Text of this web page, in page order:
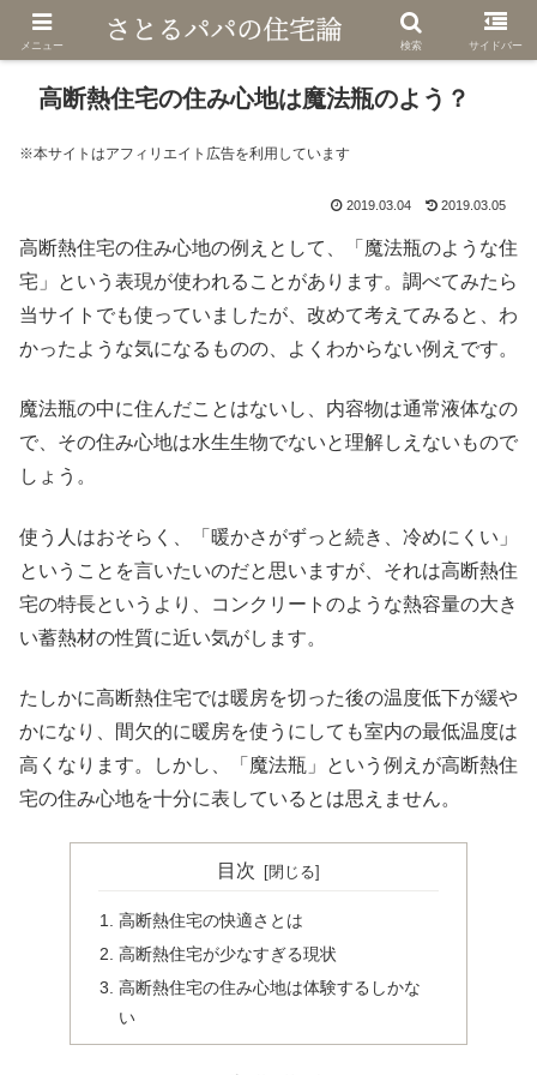
高断熱住宅の住み心地は魔法瓶のよう？
※本サイトはアフィリエイト広告を利用しています
2019.03.04 2019.03.05
高断熱住宅の住み心地の例えとして、「魔法瓶のような住
宅」という表現が使われることがあります。調べてみたら
当サイトでも使っていましたが、改めて考えてみると、わ
かったような気になるものの、よくわからない例えです。
魔法瓶の中に住んだことはないし、内容物は通常液体なの
で、その住み心地は水生生物でないと理解しえないもので
しょう。
使う人はおそらく、「暖かさがずっと続き、冷めにくい」
ということを言いたいのだと思いますが、それは高断熱住
宅の特長というより、コンクリートのような熱容量の大き
い蓄熱材の性質に近い気がします。
たしかに高断熱住宅では暖房を切った後の温度低下が緩や
かになり、間欠的に暖房を使うにしても室内の最低温度は
高くなります。しかし、「魔法瓶」という例えが高断熱住
宅の住み心地を十分に表しているとは思えません。
目次
高断熱住宅の快適さとは
高断熱住宅が少なすぎる現状
高断熱住宅の住み心地は体験するしかな
い
メニュー 検索 サイドバー